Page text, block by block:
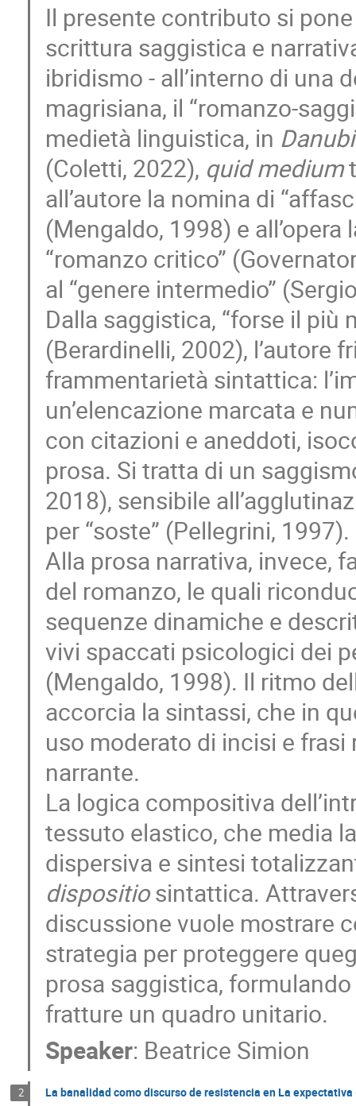
Il presente contributo si
scrittura saggistica e
ibridismo - all’interno di una
magrisiana, il “romanzo-
medietà linguistica, in
(Coletti, 2022), quid medium
all’autore la nomina di
(Mengaldo, 1998) e
“romanzo critico”
al “genere intermedio”
Dalla saggistica, “forse il più
(Berardinelli, 2002), l’autore
frammentarietà sintattica:
un’elencazione marcata e
con citazioni e aneddoti,
prosa. Si tratta di un
2018), sensibile
per “soste” (Pellegrini, 1997).
Alla prosa narrativa, invece,
del romanzo, le quali
sequenze dinamiche e
vivi spaccati psicologici dei
(Mengaldo, 1998). Il ritmo
accorcia la sintassi, che in
uso moderato di incisi e frasi
narrante.
La logica compositiva
tessuto elastico, che media
dispersiva e sintesi
dispositiosintattica.
discussione vuole mostrare
strategia per proteggere
prosa saggistica,
fratture un quadro unitario.
Speaker: Beatrice Simion
2 La banalidad como discurso de resistencia en La